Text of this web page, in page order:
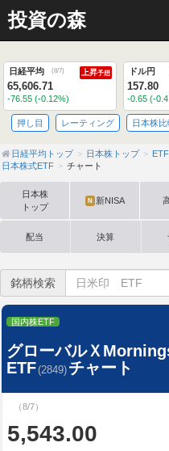
投資の森
日経平均 (8/7) 上昇予想
65,606.71
-76.55 (-0.12%)
ドル円
157.80
-0.65 (-
押し目 レーティング 日本株比
日経平均トップ 日本株トップ ETF
日本株式ETF
チャート
日本株
トップ
N 新NISA
配当 決算
銘柄検索
国内株ETF
グローバルＸ
ETF(2849) チャート
（8/7）
5,543.00